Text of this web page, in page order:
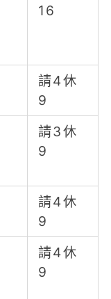
16
請4休
9
請3休
9
請4休
9
請4休
9